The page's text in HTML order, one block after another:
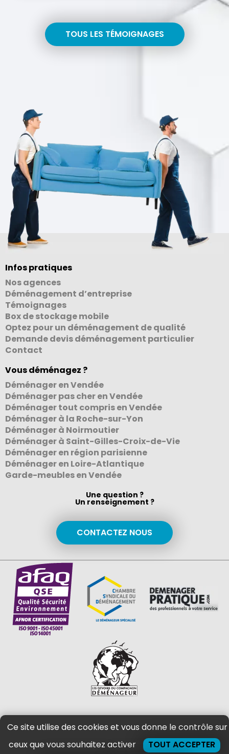
TOUS LES TÉMOIGNAGES
Infos pratiques
Nos agences
Déménagement d’entreprise
Témoignages
Box de stockage mobile
Optez pour un déménagement de qualité
Demande devis déménagement particulier
Contact
Vous déménagez ?
Déménager en Vendée
Déménager pas cher en Vendée
Déménager tout compris en Vendée
Déménager à la Roche-sur-Yon
Déménager à Noirmoutier
Déménager à Saint-Gilles-Croix-de-Vie
Déménager en région parisienne
Déménager en Loire-Atlantique
Garde-meubles en Vendée
Une question ?
Un renseignement ?
CONTACTEZ NOUS
Vous avez des questions pour un
déménagement ?
Ce site utilise des cookies et vous donne le contrôle sur
ceux que vous souhaitez activer
TOUT ACCEPTER